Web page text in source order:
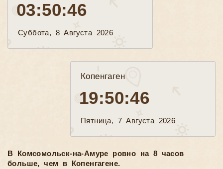
03:50:48
Суббота, 8 Августа 2026
Копенгаген
19:50:48
Пятница, 7 Августа 2026
В Комсомольск-на-Амуре ровно на 8 часов
больше, чем в Копенгагене.